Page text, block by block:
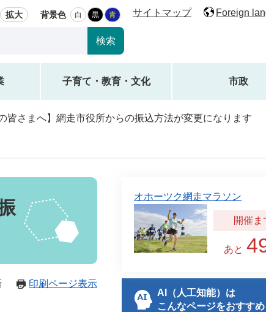
拡大 背景色 白 黒 青 サイトマップ Foreign
子育て・教育・文化 市政
皆さまへ】網走市役所からの振込方法が変更になります
印刷ページ表示
オホーツク網走マラソン
あと
AI（人工知能）は
こんなページをおすす